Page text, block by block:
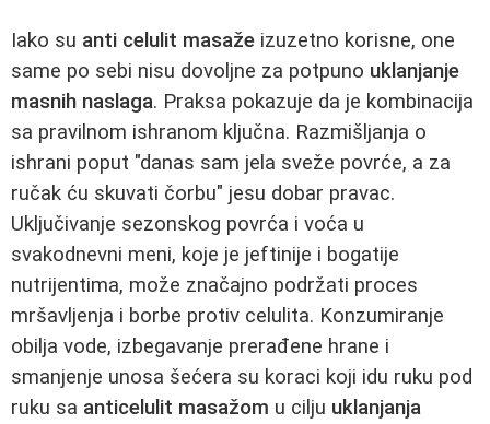
Iako su anti celulit masaže izuzetno korisne, one
same po sebi nisu dovoljne za potpuno uklanjanje
masnih naslaga. Praksa pokazuje da je kombinacija
sa pravilnom ishranom ključna. Razmišljanja o
ishrani poput "danas sam jela sveže povrće, a za
ručak ću skuvati čorbu" jesu dobar pravac.
Uključivanje sezonskog povrća i voća u
svakodnevni meni, koje je jeftinije i bogatije
nutrijentima, može značajno podržati proces
mršavljenja i borbe protiv celulita. Konzumiranje
obilja vode, izbegavanje prerađene hrane i
smanjenje unosa šećera su koraci koji idu ruku pod
ruku sa anticelulit masažom u cilju uklanjanja